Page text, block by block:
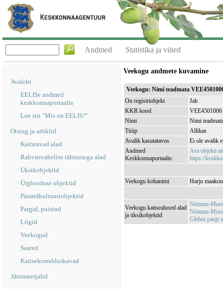
Andmed Statistika ja viited
Avaleht
EELISe andmed
keskkonnaportaalis
Loe siit "Mis on EELIS?"
Otsing ja artiklid
Kaitstavad alad
Rahvusvahelise tähtsusega alad
Üksikobjektid
Ürglooduse objektid
Pärandkultuuriobjektid
Pargid, puistud
Liigid
Veekogud
Saared
Kaitsekorralduskavad
Abimaterjalid
Veekogu andmete kuvamine
Veekogu: Nimi teadmata
On registriobjekt
Jah
KKR kood
VEE4501006
Nimi
Nimi teadmata
Tüüp
Allikas
Avalik kasutatavus
Ei ole avalik
Andmed
Keskkonnaportaalis:
Ava objekti
https://
Veekogu kohanimi Harju
Veekogu kaitsealused alad
ja üksikobjektid
Nõmme-
Nõmme-
Glehni pargi